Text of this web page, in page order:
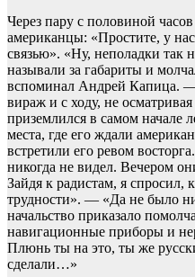
Через пару с половиной
американцы: «Простите, у
связью». «Ну, неполадки так
называли за габариты и
вспоминал Андрей Капица.
вираж и с ходу, не
приземлился в самом начале
места, где его ждали
встретили его ревом
никогда не видел. Вечером
Зайдя к радистам, я спросил,
трудности». — «Да не было
начальство приказало
навигационные приборы и
Плюнь ты на это, ты же
сделали…»